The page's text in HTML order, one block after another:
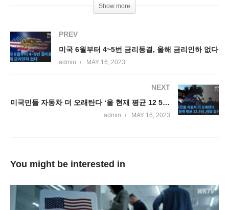
Show more
PREV
미국 6월부터 4~5번 금리동결, 올해 금리인하 없다
admin MAY 16, 2023
NEXT
미국민들 자동차 더 오래탄다 ‘올 현재 평균 12 5년으로 석달 길어져’
admin MAY 16, 2023
You might be interested in